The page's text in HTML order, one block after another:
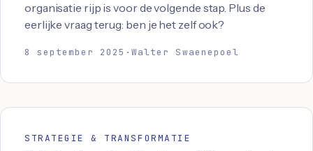
organisatie rijp is voor de volgende stap. Plus de
eerlijke vraag terug: ben je het zelf ook?
8 september 2025 ·Walter Swaenepoel
STRATEGIE & TRANSFORMATIE